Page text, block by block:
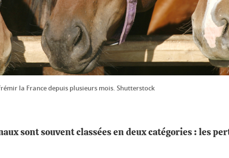
la France depuis plusieurs mois. Shutterstock
sont souvent classées en deux catégories : les